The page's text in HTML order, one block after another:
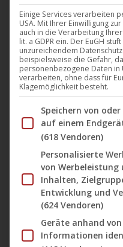
Share this...
The Vulcan (The
The Vulcan[digital only]
Die 12″ (limitiert auf
der A-Seite (One-Sided).
/ Commander Tom / The
Einige Services verarbeiten
USA. Mit Ihrer Einwilligung
auch in die Verarbeitung
lit. a GDPR ein. Der EuGH
unzureichendem
beispielsweise die Gefahr,
personenbezogene Daten
verarbeiten, ohne dass für
Klagemöglichkeit besteht.
Im Folgenden finden
Speichern von
auf einem
(618 Vendoren)
Personalisierte
von Werbeleistung
Inhalten,
Entwicklung und
(624 Vendoren)
Geräte anhand
Informationen